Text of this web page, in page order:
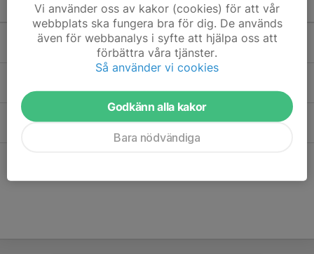
Kommande aktiviteter
Tor 6/8 Träning
Porsö beachvolley
18:00-19:30
Träning
Porsö beachvolley
Tor 20/8
Vi använder oss av kakor (cookies) för att vår
webbplats ska fungera bra för dig. De används
även för webbanalys i syfte att hjälpa oss att
förbättra våra tjänster.
Så använder vi cookies
Godkänn alla kakor
Bara nödvändiga